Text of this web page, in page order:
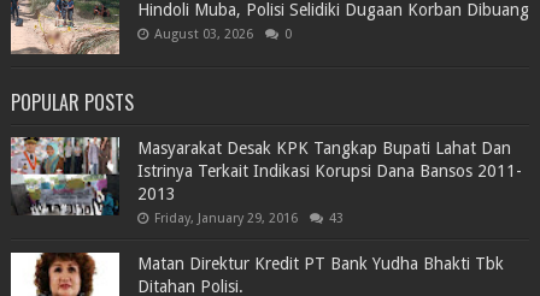
Hindoli Muba, Polisi Selidiki Dugaan Korban Dibuang
August 03, 2026 0
POPULAR POSTS
Masyarakat Desak KPK Tangkap Bupati Lahat Dan
Istrinya Terkait Indikasi Korupsi Dana Bansos 2011-
2013
Friday, January 29, 2016 43
Matan Direktur Kredit PT Bank Yudha Bhakti Tbk
Ditahan Polisi.